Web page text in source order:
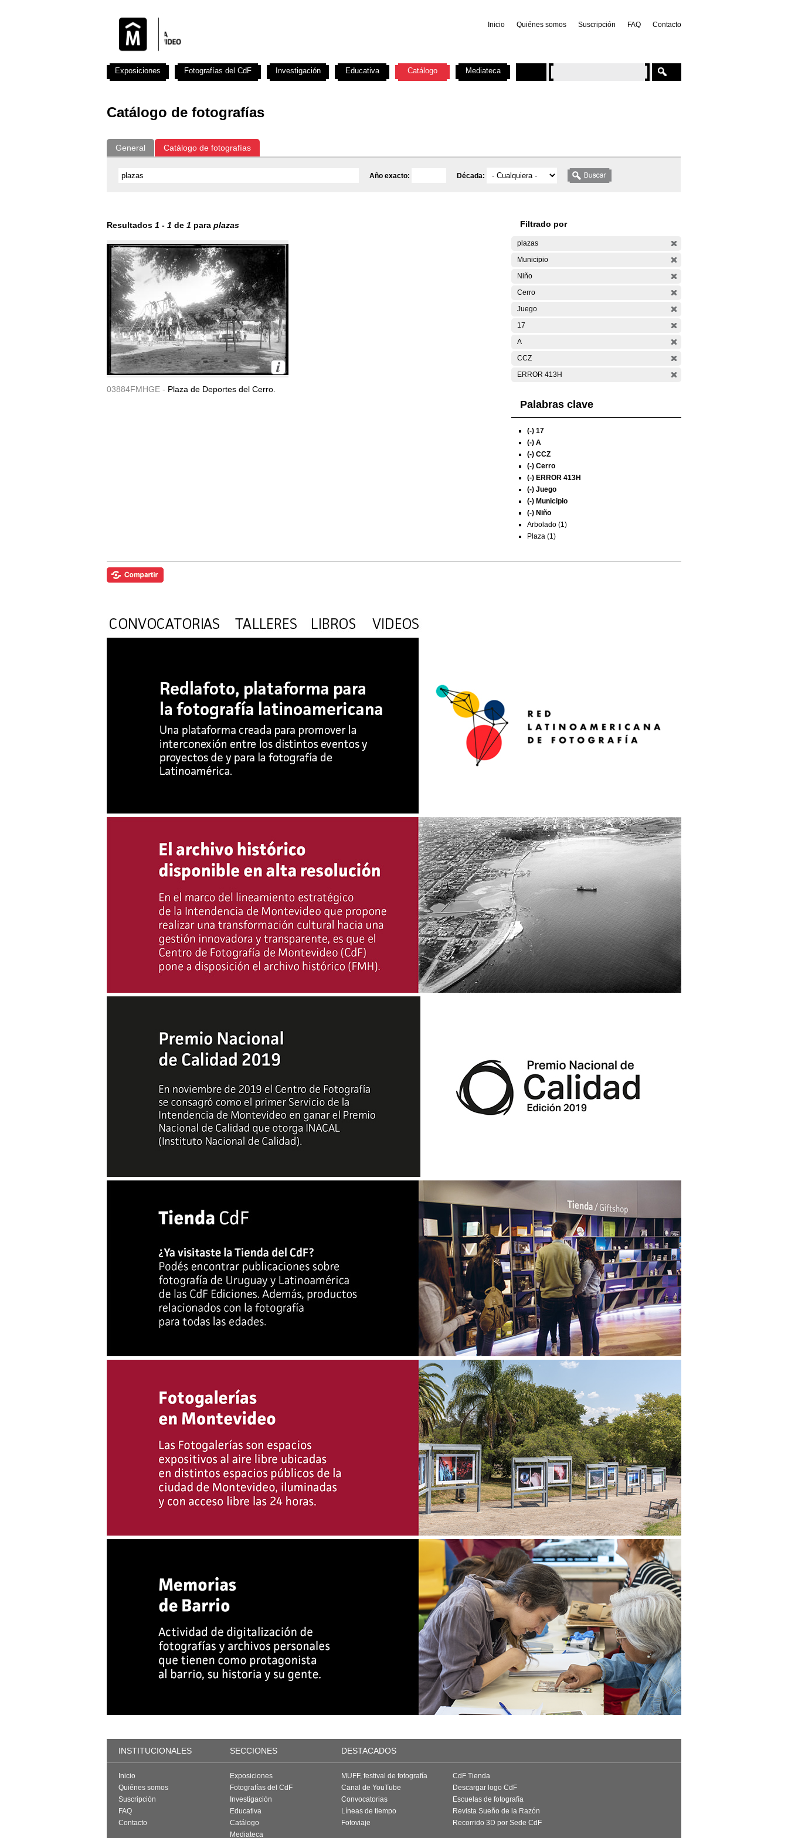
Inicio Quiénes somos Suscripción FAQ Contacto
Catálogo de fotografías
General Catálogo de fotografías
Año exacto: Década:
Resultados 1 - 1 de 1 para plazas
03884FMHGE - Plaza de Deportes del Cerro.
Filtrado por
plazas
Municipio
Niño
Cerro
Juego
17
A
CCZ
ERROR 413H
Palabras clave
(-) 17
(-) A
(-) CCZ
(-) Cerro
(-) ERROR 413H
(-) Juego
(-) Municipio
(-) Niño
Arbolado (1)
Plaza (1)
Exposiciones Fotografías del CdF Investigación Educativa Catálogo Mediateca
INSTITUCIONALES SECCIONES DESTACADOS
Inicio
Quiénes somos
Suscripción
FAQ
Contacto
Exposiciones
Fotografías del CdF
Investigación
Educativa
Catálogo
Mediateca
MUFF, festival de fotografía
Canal de YouTube
Convocatorias
Líneas de tiempo
Fotoviaje
CdF Tienda
Descargar logo CdF
Escuelas de fotografía
Revista Sueño de la Razón
Recorrido 3D por Sede CdF